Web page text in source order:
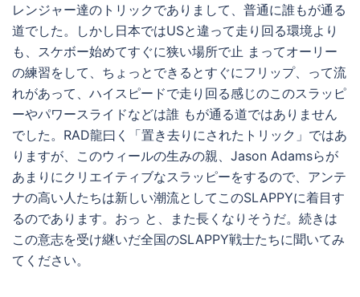
レンジャー達のトリックでありまして、普通に誰もが通る
道でした。しかし日本ではUSと違って走り回る環境より
も、スケボー始めてすぐに狭い場所で止 まってオーリー
の練習をして、ちょっとできるとすぐにフリップ、って流
れがあって、ハイスピードで走り回る感じのこのスラッピ
ーやパワースライドなどは誰 もが通る道ではありません
でした。RAD龍曰く「置き去りにされたトリック」ではあ
りますが、このウィールの生みの親、Jason Adamsらが
あまりにクリエイティブなスラッピーをするので、アンテ
ナの高い人たちは新しい潮流としてこのSLAPPYに着目す
るのであります。おっ と、また長くなりそうだ。続きは
この意志を受け継いだ全国のSLAPPY戦士たちに聞いてみ
てください。